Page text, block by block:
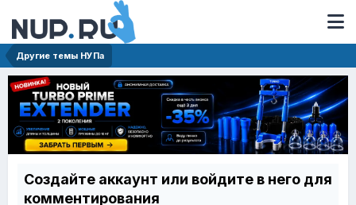
Другие темы НУПа
Создайте аккаунт или войдите в него для
комментирования